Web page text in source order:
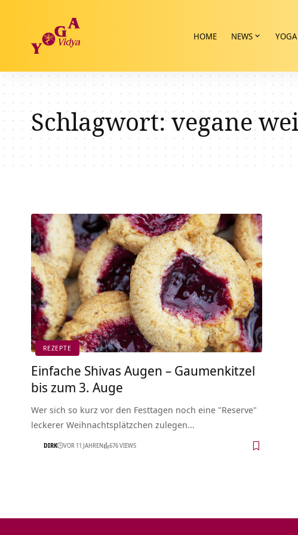
HOME NEWS
Schlagwort:vegane
REZEPTE
Einfache Shivas Augen – Gaumenkitzel
bis zum 3. Auge
Wer sich so kurz vor den Festtagen noch eine "Reserve"
leckerer Weihnachtsplätzchen zulegen…
DIRK VOR 11 JAHREN 676 VIEWS